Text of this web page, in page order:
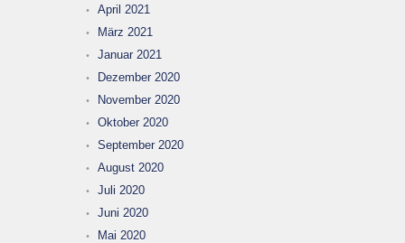
April 2021
März 2021
Januar 2021
Dezember 2020
November 2020
Oktober 2020
September 2020
August 2020
Juli 2020
Juni 2020
Mai 2020